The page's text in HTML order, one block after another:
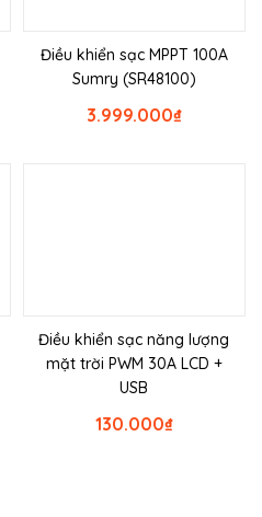
Điều khiển sạc MPPT 100A
Sumry (SR48100)
₫
3.999.000
Điều khiển sạc năng lượng
mặt trời PWM 30A LCD +
USB
₫
130.000